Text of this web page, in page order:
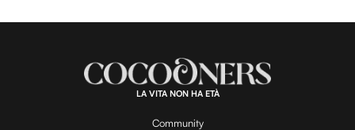
LA VITA NON HA ETÀ
Community